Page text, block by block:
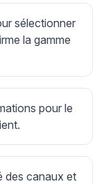
sélectionner
la gamme
pour le
des canaux et